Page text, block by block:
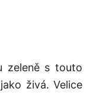
zeleně s touto
živá. Velice